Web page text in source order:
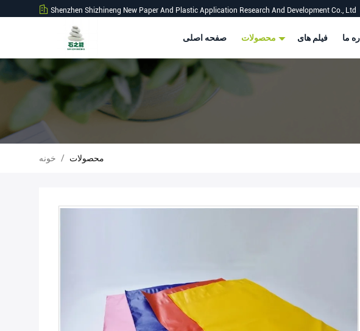
Shenzhen Shizhineng New Paper And Plastic Application Research And Development Co., Ltd
صفحه اصلی فیلم های
خونه / محصولات